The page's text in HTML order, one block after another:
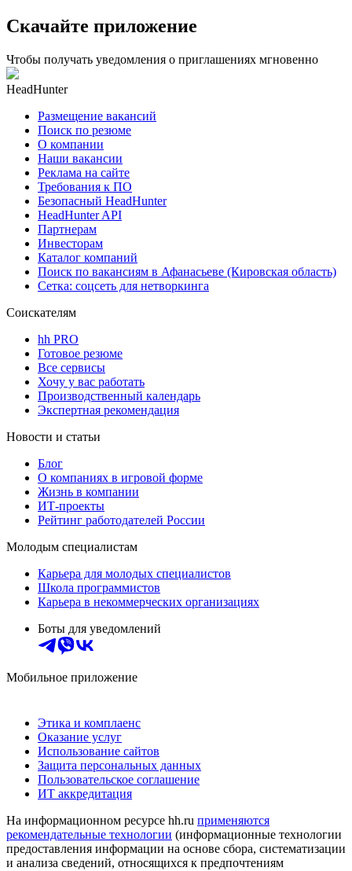
Скачайте приложение
Чтобы получать уведомления о приглашениях мгновенно
HeadHunter
Размещение вакансий
Поиск по резюме
О компании
Наши вакансии
Реклама на сайте
Требования к ПО
Безопасный HeadHunter
HeadHunter API
Партнерам
Инвесторам
Каталог компаний
Поиск по вакансиям в Афанасьеве (Кировская область)
Сетка: соцсеть для нетворкинга
Соискателям
hh PRO
Готовое резюме
Все сервисы
Хочу у вас работать
Производственный календарь
Экспертная рекомендация
Новости и статьи
Блог
О компаниях в игровой форме
Жизнь в компании
ИТ-проекты
Рейтинг работодателей России
Молодым специалистам
Карьера для молодых специалистов
Школа программистов
Карьера в некоммерческих организациях
Боты для уведомлений
Мобильное приложение
Этика и комплаенс
Оказание услуг
Использование сайтов
Защита персональных данных
Пользовательское соглашение
ИТ аккредитация
На информационном ресурсе hh.ru применяются
рекомендательные технологии (информационные технологии
предоставления информации на основе сбора, систематизации
и анализа сведений, относящихся к предпочтениям